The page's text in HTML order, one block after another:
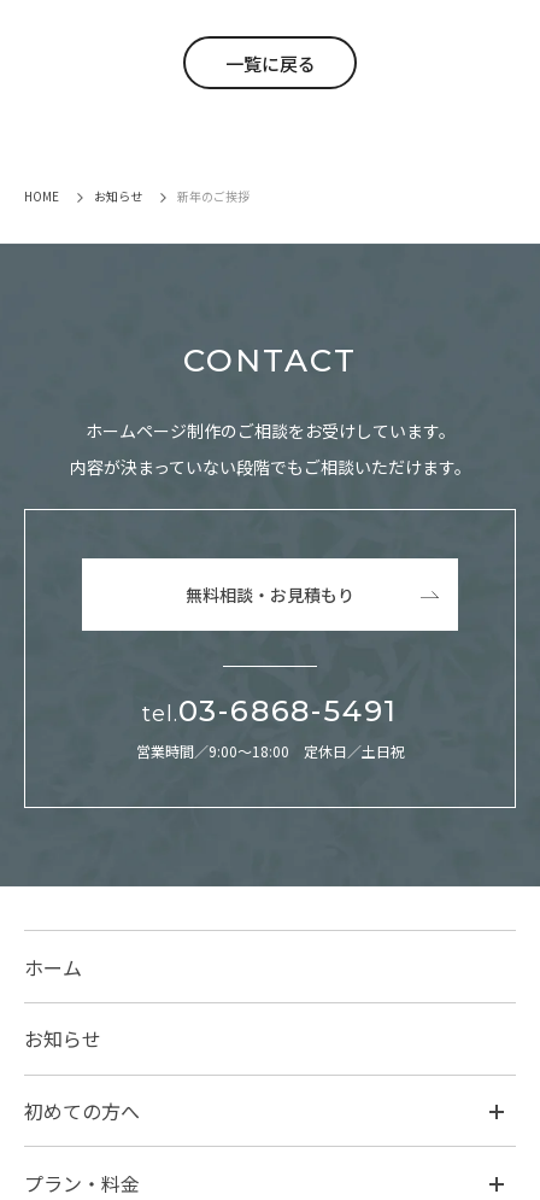
一覧に戻る
HOME お知らせ 新年のご挨拶
CONTACT
ホームページ制作のご相談をお受けしています。
内容が決まっていない段階でもご相談いただけます。
無料相談・お見積もり
tel.03-6868-5491
営業時間／9:00～18:00 定休日／土日祝
ホーム
お知らせ
初めての方へ
プラン・料金